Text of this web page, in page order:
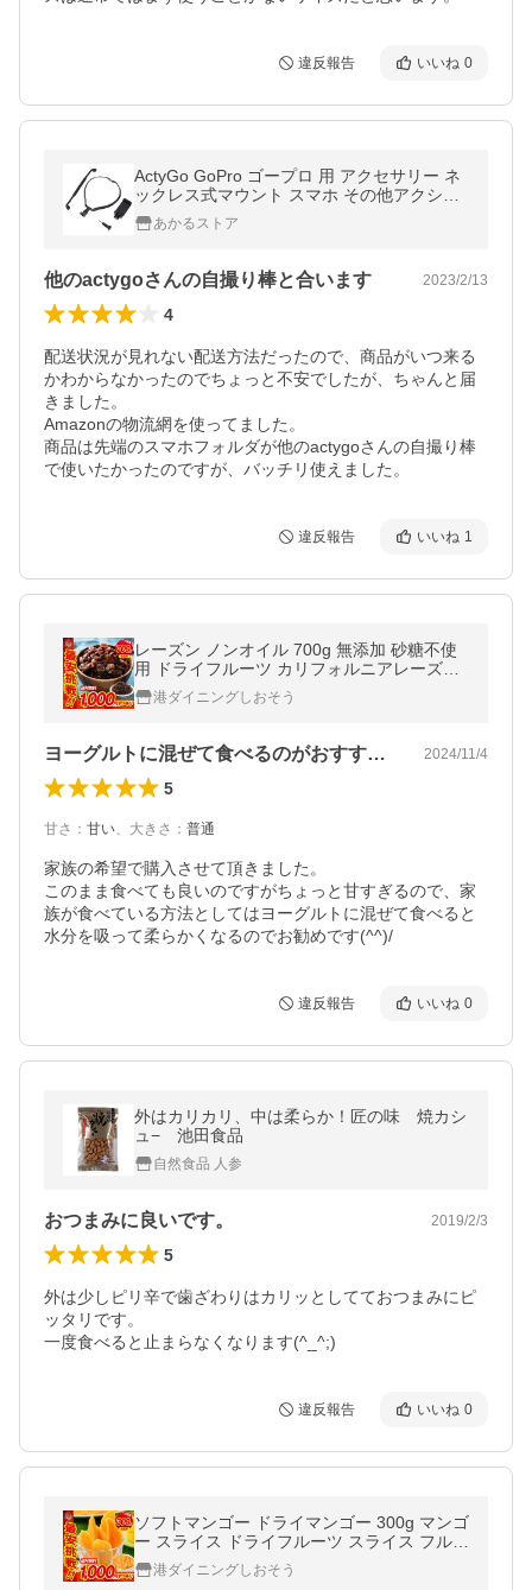
違反報告 いいね 0
ActyGo GoPro ゴープロ 用 アクセサリー ネ
ックレス式マウント スマホ その他アクショ
ンカメラ対応
あかるストア
他のactygoさんの自撮り棒と合います 2023/2/13
4
配送状況が見れない配送方法だったので、商品がいつ来る
かわからなかったのでちょっと不安でしたが、ちゃんと届
きました。
Amazonの物流網を使ってました。
商品は先端のスマホフォルダが他のactygoさんの自撮り棒
で使いたかったのですが、バッチリ使えました。
違反報告 いいね 1
レーズン ノンオイル 700g 無添加 砂糖不使
用 ドライフルーツ カリフォルニアレーズン
大容量 お徳用 干しぶどう ポイント消化 ポイ
ント消費 お中元 御中元 爆買
港ダイニングしおそう
ヨーグルトに混ぜて食べるのがおすすめです 2024/11/4
5
甘さ ： 甘い、 大きさ ： 普通
家族の希望で購入させて頂きました。
このまま食べても良いのですがちょっと甘すぎるので、家
族が食べている方法としてはヨーグルトに混ぜて食べると
水分を吸って柔らかくなるのでお勧めです(^^)/
違反報告 いいね 0
外はカリカリ、中は柔らか！匠の味 焼カシ
ュ− 池田食品
自然食品 人参
おつまみに良いです。 2019/2/3
5
外は少しピリ辛で歯ざわりはカリッとしてておつまみにピ
ッタリです。
一度食べると止まらなくなります(^_^;)
違反報告 いいね 0
ソフトマンゴー ドライマンゴー 300g マンゴ
ー スライス ドライフルーツ スライス フルー
ツ デザート ポイント消化 ポイント消費 お中
元 御中元 爆買
港ダイニングしおそう